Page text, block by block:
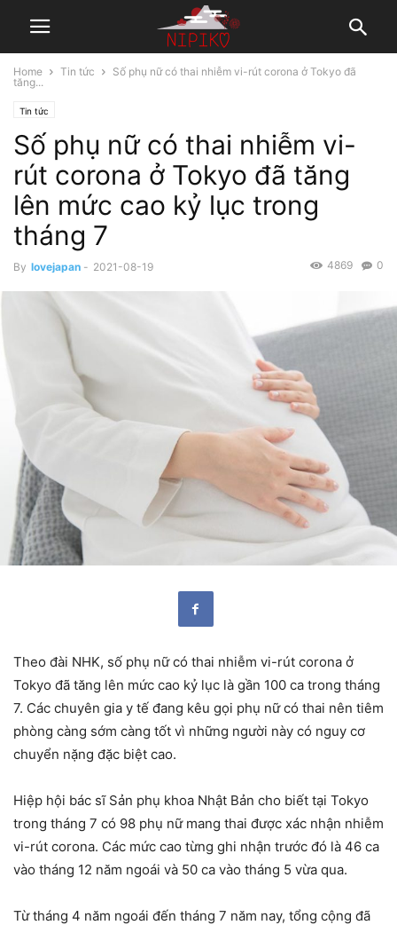
Home Tin tức
Số phụ nữ có thai nhiễm vi-rút corona ở Tokyo đã
tăng...
Tin tức
Số phụ nữ có thai nhiễm vi-
rút corona ở Tokyo đã tăng
lên mức cao kỷ lục trong
tháng 7
By lovejapan - 2021-08-19 0
4869
Theo đài NHK, số phụ nữ có thai nhiễm vi-rút corona ở
Tokyo đã tăng lên mức cao kỷ lục là gần 100 ca trong tháng
7. Các chuyên gia y tế đang kêu gọi phụ nữ có thai nên tiêm
phòng càng sớm càng tốt vì những người này có nguy cơ
chuyển nặng đặc biệt cao.
Hiệp hội bác sĩ Sản phụ khoa Nhật Bản cho biết tại Tokyo
trong tháng 7 có 98 phụ nữ mang thai được xác nhận nhiễm
vi-rút corona. Các mức cao từng ghi nhận trước đó là 46 ca
vào tháng 12 năm ngoái và 50 ca vào tháng 5 vừa qua.
Từ tháng 4 năm ngoái đến tháng 7 năm nay, tổng cộng đã